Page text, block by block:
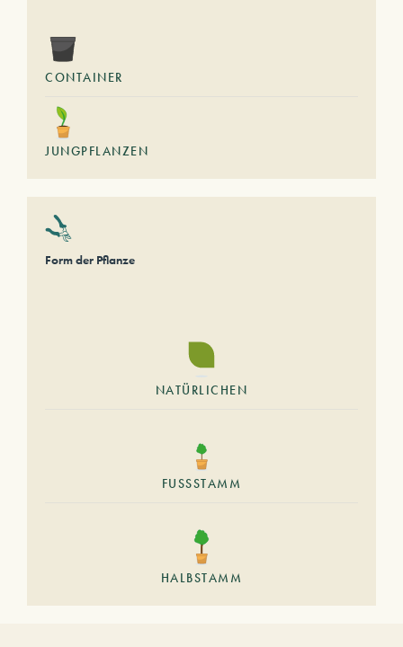
CONTAINER
JUNGPFLANZEN
Form der Pflanze
NATÜRLICHEN
FUSSSTAMM
HALBSTAMM